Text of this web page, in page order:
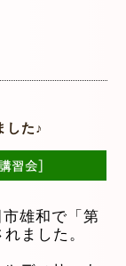
した♪
雄和で「第
ました。